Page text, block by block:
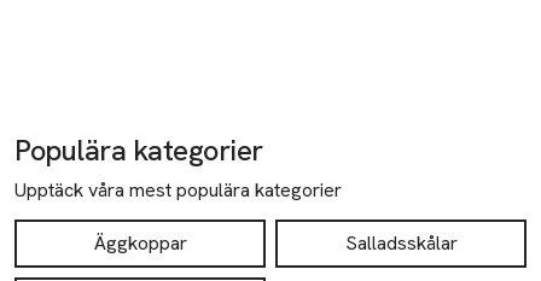
Populära kategorier
Upptäck våra mest populära kategorier
Äggkoppar Salladsskålar